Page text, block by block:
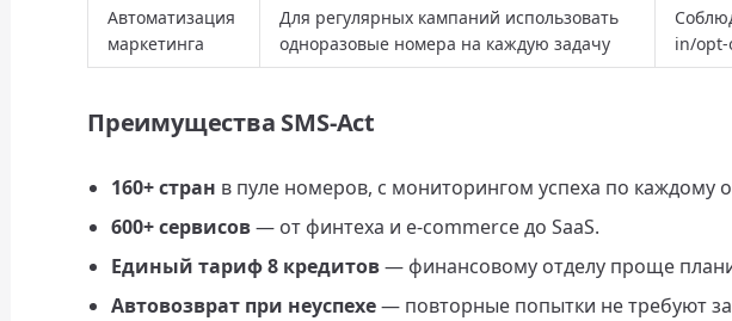
Автоматизация
маркетинга
Для регулярных кампаний использовать
одноразовые номера на каждую задачу
in/opt-
Преимущества SMS-Act
160+ стран в пуле номеров, с мониторингом успеха по каждому
600+ сервисов— от финтеха и e-commerce до SaaS.
Единый тариф 8 кредитов— финансовому отделу проще
Автовозврат при неуспехе— повторные попытки не требуют